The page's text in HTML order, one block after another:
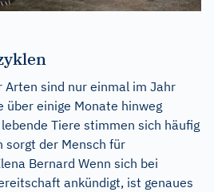
Arten sind nur einmal im Jahr
über einige Monate hinweg
Tiere stimmen sich häufig
sorgt der Mensch für
Bernard Wenn sich bei
ankündigt, ist genaues